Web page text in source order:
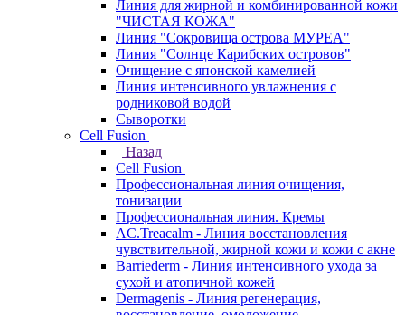
Линия для жирной и комбинированной кожи
"ЧИСТАЯ КОЖА"
Линия "Сокровища острова МУРЕА"
Линия "Солнце Карибских островов"
Очищение с японской камелией
Линия интенсивного увлажнения с
родниковой водой
Сыворотки
Cell Fusion
Назад
Cell Fusion
Профессиональная линия очищения,
тонизации
Профессиональная линия. Кремы
AC.Treacalm - Линия восстановления
чувствительной, жирной кожи и кожи с акне
Barriederm - Линия интенсивного ухода за
сухой и атопичной кожей
Dermagenis - Линия регенерация,